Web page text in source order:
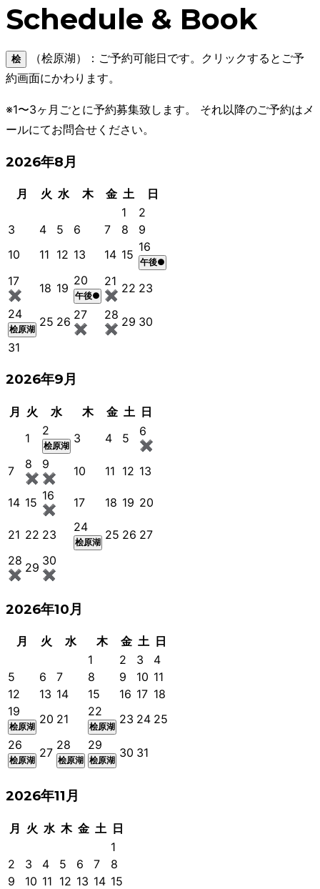
Schedule & Book
桧
（桧原湖）：ご予約可能日です。クリックするとご予
約画面にかわります。
※1〜3ヶ月ごとに予約募集致します。 それ以降のご予約はメ
ールにてお問合せください。
2026年8月
月 火 水 木 金 土
日
1
2
3
4 5 6 7 8
9
10
11 12 13 14 15
16
午後●
17
✖
18 19
20
午後●
21
✖ 22 23
24
桧原湖
25 26 27
✖
28
✖ 29 30
31
2026年9月
月 火 水 木 金 土 日
1
2
桧原湖
3 4 5
6
✖
7
8
✖
9
✖
10 11 12 13
14 15 16
✖
17 18 19 20
21 22 23
24
桧原湖
25 26 27
28
✖ 29 30
✖
2026年10月
月 火 水 木 金 土 日
1
2 3
4
5
6 7 8 9 10 11
12
13 14 15 16 17 18
19
桧原湖
20 21
22
桧原湖
23 24 25
26
桧原湖
27
28
桧原湖
29
桧原湖
30 31
2026年11月
月 火 水 木 金 土 日
1
2
3 4 5 6 7
8
9
10 11 12 13 14 15